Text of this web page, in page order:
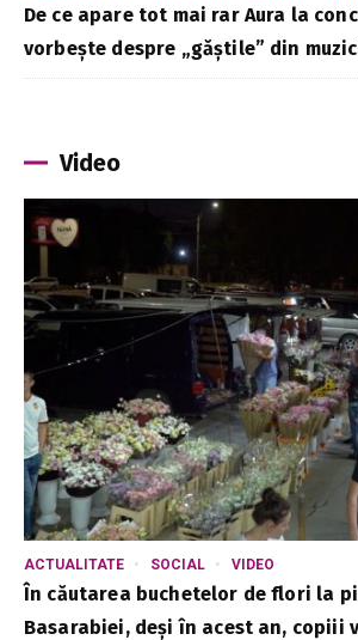
De ce apare tot mai rar Aura la
vorbește despre „găștile” din
Video
ACTUALITATE SOCIAL VIDEO
În căutarea buchetelor de flori la
Basarabiei, deși în acest an, copiii